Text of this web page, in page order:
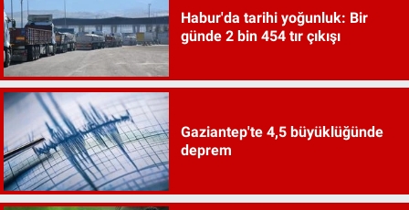
Habur'da tarihi yoğunluk: Bir
günde 2 bin 454 tır çıkışı
Gaziantep'te 4,5 büyüklüğünde
deprem